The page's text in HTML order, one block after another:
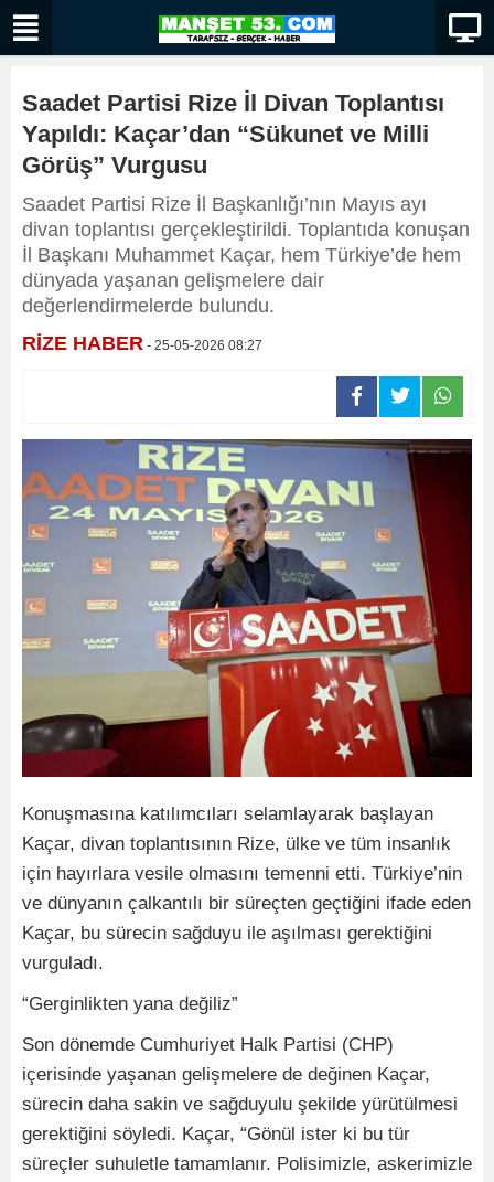
Saadet Partisi Rize İl Divan Toplantısı
Yapıldı: Kaçar’dan “Sükunet ve Milli
Görüş” Vurgusu
Saadet Partisi Rize İl Başkanlığı’nın Mayıs ayı
divan toplantısı gerçekleştirildi. Toplantıda konuşan
İl Başkanı Muhammet Kaçar, hem Türkiye’de hem
dünyada yaşanan gelişmelere dair
değerlendirmelerde bulundu.
RİZE HABER - 25-05-2026 08:27
Konuşmasına katılımcıları selamlayarak başlayan
Kaçar, divan toplantısının Rize, ülke ve tüm insanlık
için hayırlara vesile olmasını temenni etti. Türkiye’nin
ve dünyanın çalkantılı bir süreçten geçtiğini ifade eden
Kaçar, bu sürecin sağduyu ile aşılması gerektiğini
vurguladı.
“Gerginlikten yana değiliz”
Son dönemde Cumhuriyet Halk Partisi (CHP)
içerisinde yaşanan gelişmelere de değinen Kaçar,
sürecin daha sakin ve sağduyulu şekilde yürütülmesi
gerektiğini söyledi. Kaçar, “Gönül ister ki bu tür
süreçler suhuletle tamamlanır. Polisimizle, askerimizle